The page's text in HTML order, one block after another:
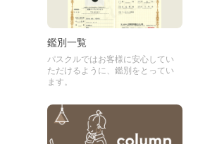
鑑別一覧
パスクルではお客様に安心してい
ただけるように、鑑別をとってい
ます。